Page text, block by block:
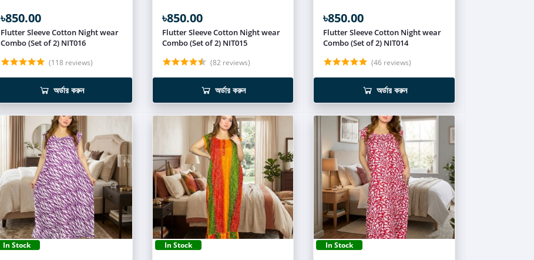
৳850.00
Flutter Sleeve Cotton Night wear
Combo (Set of 2) NIT016
(118 reviews)
অর্ডার করুন
৳850.00
Flutter Sleeve Cotton Night wear
Combo (Set of 2) NIT015
(82 reviews)
অর্ডার করুন
৳850.00
Flutter Sleeve Cotton Night wear
Combo (Set of 2) NIT014
(46 reviews)
অর্ডার করুন
In Stock In Stock In Stock